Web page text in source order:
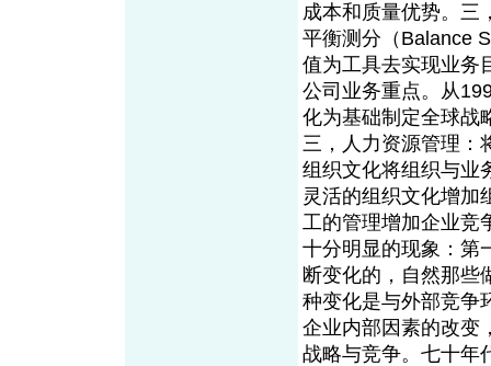
成本和质量优势。三
平衡测分（Balance
值为工具去实现业务
公司业务重点。从
化为基础制定全球战
三，人力资源管理：
组织文化将组织与业
灵活的组织文化增加
工的管理增加企业竞
十分明显的现象：第
断变化的，自然那些
种变化是与外部竞争
企业内部因素的改变
战略与竞争。七十年